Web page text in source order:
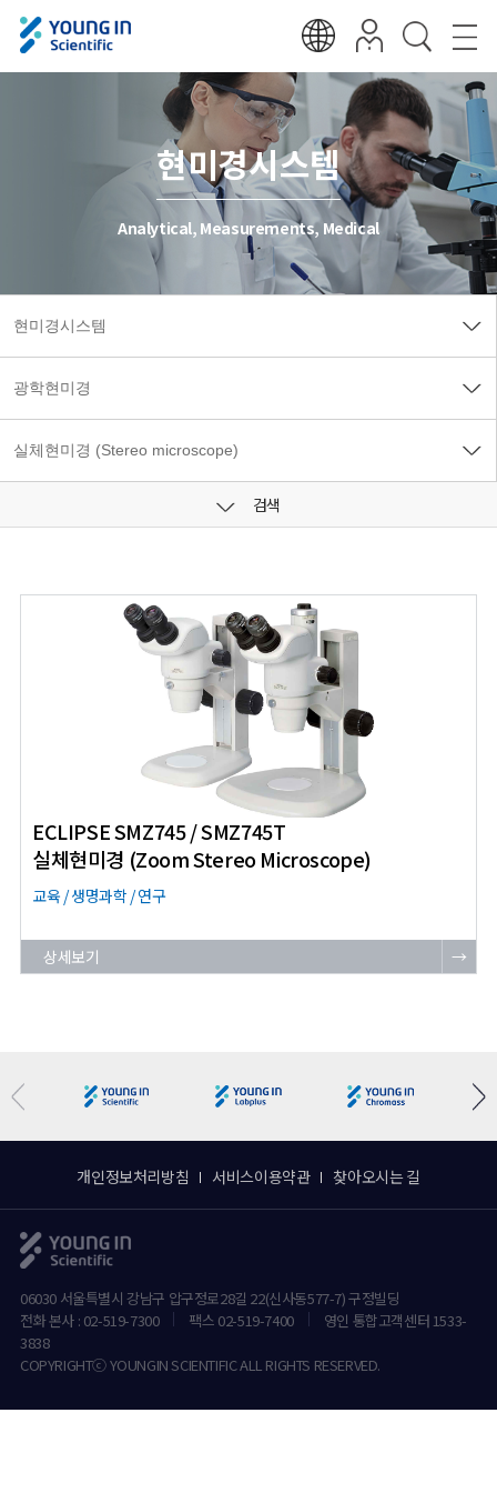
현미경시스템
Analytical, Measurements, Medical
검색
ECLIPSE SMZ745 / SMZ745T
실체현미경 (Zoom Stereo Microscope)
교육 / 생명과학 / 연구
상세보기 →
개인정보처리방침 서비스이용약관 찾아오시는 길
06030 서울특별시 강남구 압구정로28길 22(신사동577-7) 구정빌딩
전화 본사 : 02-519-7300
팩스 02-519-7400
영인 통합고객센터 1533-
3838
COPYRIGHTⓒ YOUNGIN SCIENTIFIC ALL RIGHTS RESERVED.